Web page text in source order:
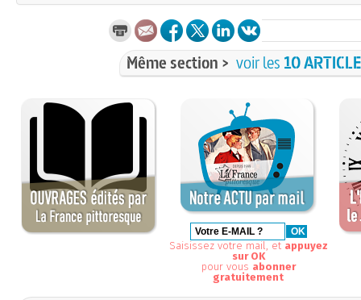
Même section > voir les 10
Saisissez votre mail, et appuyez
sur OK
pour vous abonner
gratuitement